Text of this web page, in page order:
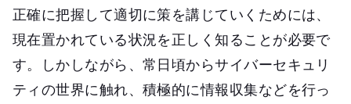
正確に把握して適切に策を講じていくためには、
現在置かれている状況を正しく知ることが必要で
す。しかしながら、常日頃からサイバーセキュリ
ティの世界に触れ、積極的に情報収集などを行っ